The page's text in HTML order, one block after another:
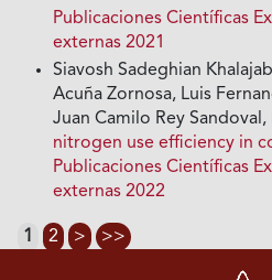
Publicaciones Científicas
externas 2021
Siavosh Sadeghian
Acuña Zornosa, Luis
Juan Camilo Rey Sandoval,
nitrogen use efficiency in
Publicaciones Científicas
externas 2022
1 2 > >>